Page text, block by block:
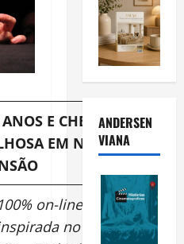
E CHEGA À
EM NOVA
on-line, a
no Mito
ANDERSEN
VIANA